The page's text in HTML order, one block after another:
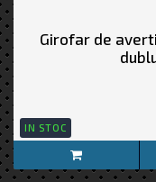
Girofar de
IN STOC